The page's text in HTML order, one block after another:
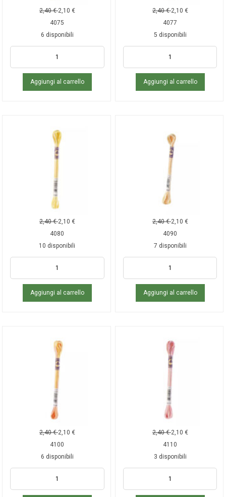
2,40€ 2,10 €
4075
6 disponibili
Aggiungi al carrello
2,40€ 2,10 €
4077
5 disponibili
Aggiungi al carrello
2,40€ 2,10 €
4080
10 disponibili
Aggiungi al carrello
2,40€ 2,10 €
4090
7 disponibili
Aggiungi al carrello
2,40€ 2,10 €
4100
6 disponibili
2,40€ 2,10 €
4110
3 disponibili